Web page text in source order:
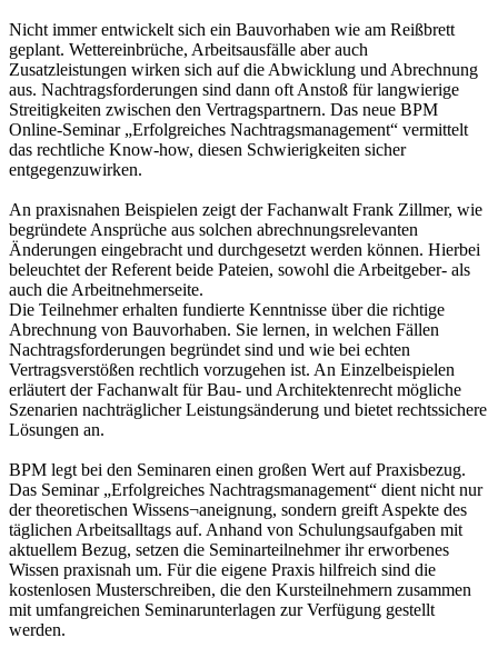
Nicht immer entwickelt sich ein Bauvorhaben wie am Reißbrett
geplant. Wettereinbrüche, Arbeitsausfälle aber auch
Zusatzleistungen wirken sich auf die Abwicklung und Abrechnung
aus. Nachtragsforderungen sind dann oft Anstoß für langwierige
Streitigkeiten zwischen den Vertragspartnern. Das neue BPM
Online-Seminar „Erfolgreiches Nachtragsmanagement“ vermittelt
das rechtliche Know-how, diesen Schwierigkeiten sicher
entgegenzuwirken.
An praxisnahen Beispielen zeigt der Fachanwalt Frank Zillmer, wie
begründete Ansprüche aus solchen abrechnungsrelevanten
Änderungen eingebracht und durchgesetzt werden können. Hierbei
beleuchtet der Referent beide Pateien, sowohl die Arbeitgeber- als
auch die Arbeitnehmerseite.
Die Teilnehmer erhalten fundierte Kenntnisse über die richtige
Abrechnung von Bauvorhaben. Sie lernen, in welchen Fällen
Nachtragsforderungen begründet sind und wie bei echten
Vertragsverstößen rechtlich vorzugehen ist. An Einzelbeispielen
erläutert der Fachanwalt für Bau- und Architektenrecht mögliche
Szenarien nachträglicher Leistungsänderung und bietet rechtssichere
Lösungen an.
BPM legt bei den Seminaren einen großen Wert auf Praxisbezug.
Das Seminar „Erfolgreiches Nachtragsmanagement“ dient nicht nur
der theoretischen Wissens¬aneignung, sondern greift Aspekte des
täglichen Arbeitsalltags auf. Anhand von Schulungsaufgaben mit
aktuellem Bezug, setzen die Seminarteilnehmer ihr erworbenes
Wissen praxisnah um. Für die eigene Praxis hilfreich sind die
kostenlosen Musterschreiben, die den Kursteilnehmern zusammen
mit umfangreichen Seminarunterlagen zur Verfügung gestellt
werden.